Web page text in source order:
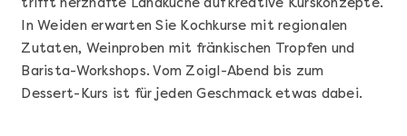
In Weiden erwarten Sie Kochkurse mit regionalen
Zutaten, Weinproben mit fränkischen Tropfen und
Barista-Workshops. Vom Zoigl-Abend bis zum
Dessert-Kurs ist für jeden Geschmack etwas dabei.